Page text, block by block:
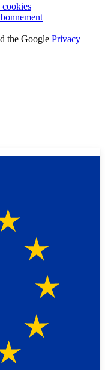
the Google Privacy